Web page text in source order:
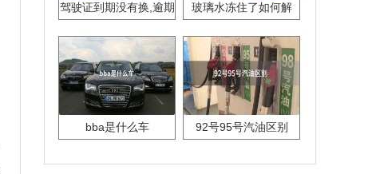
驾驶证到期没有换,逾期
玻璃水冻住了如何解
bba是什么车 92号95号汽油区别